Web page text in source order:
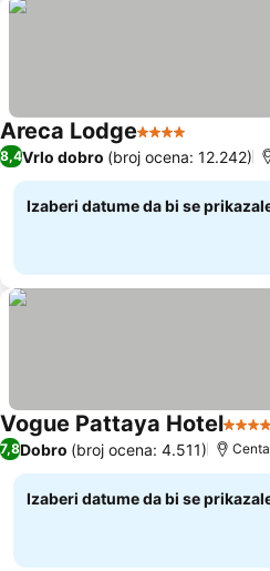
Areca Lodge4 ZvezdicePogledaj
8,4Vrlo dobro (broj ocena: 12.242)
Izaberi datume da bi se
Vogue Pattaya Hotel4
7,8Dobro (broj ocena: 4.511)
Izaberi datume da bi se